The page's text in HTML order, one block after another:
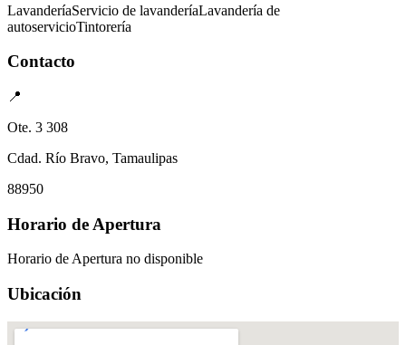
LavanderíaServicio de lavanderíaLavandería de
autoservicioTintorería
Contacto
📍
Ote. 3 308
Cdad. Río Bravo, Tamaulipas
88950
Horario de Apertura
Horario de Apertura no disponible
Ubicación